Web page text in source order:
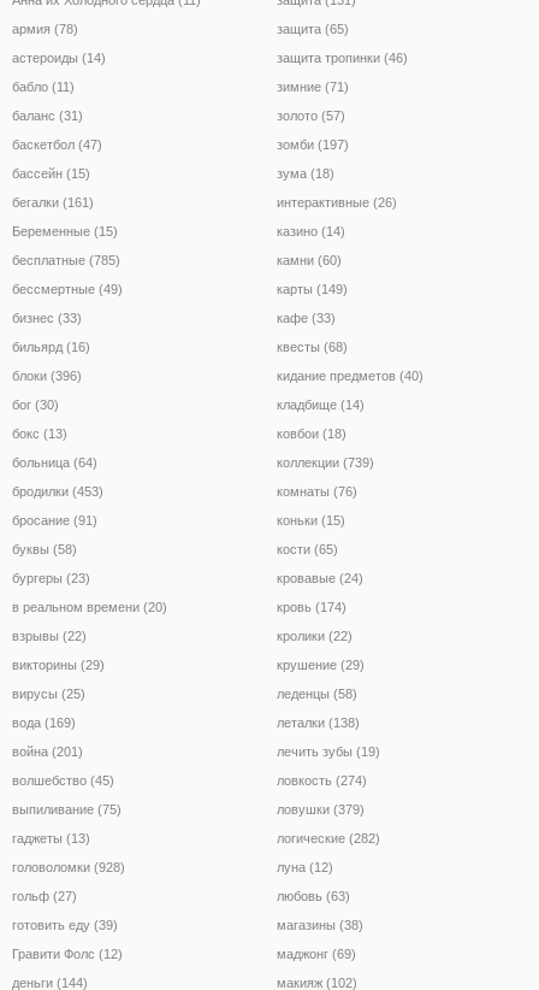
армия (78)
астероиды (14)
бабло (11)
баланс (31)
баскетбол (47)
бассейн (15)
бегалки (161)
Беременные (15)
бесплатные (785)
бессмертные (49)
бизнес (33)
бильярд (16)
блоки (396)
бог (30)
бокс (13)
больница (64)
бродилки (453)
бросание (91)
буквы (58)
бургеры (23)
в реальном времени (20)
взрывы (22)
викторины (29)
вирусы (25)
вода (169)
война (201)
волшебство (45)
выпиливание (75)
гаджеты (13)
головоломки (928)
гольф (27)
готовить еду (39)
Гравити Фолс (12)
деньги (144)
защита (65)
защита тропинки (46)
зимние (71)
золото (57)
зомби (197)
зума (18)
интерактивные (26)
казино (14)
камни (60)
карты (149)
кафе (33)
квесты (68)
кидание предметов (40)
кладбище (14)
ковбои (18)
коллекции (739)
комнаты (76)
коньки (15)
кости (65)
кровавые (24)
кровь (174)
кролики (22)
крушение (29)
леденцы (58)
леталки (138)
лечить зубы (19)
ловкость (274)
ловушки (379)
логические (282)
луна (12)
любовь (63)
магазины (38)
маджонг (69)
макияж (102)